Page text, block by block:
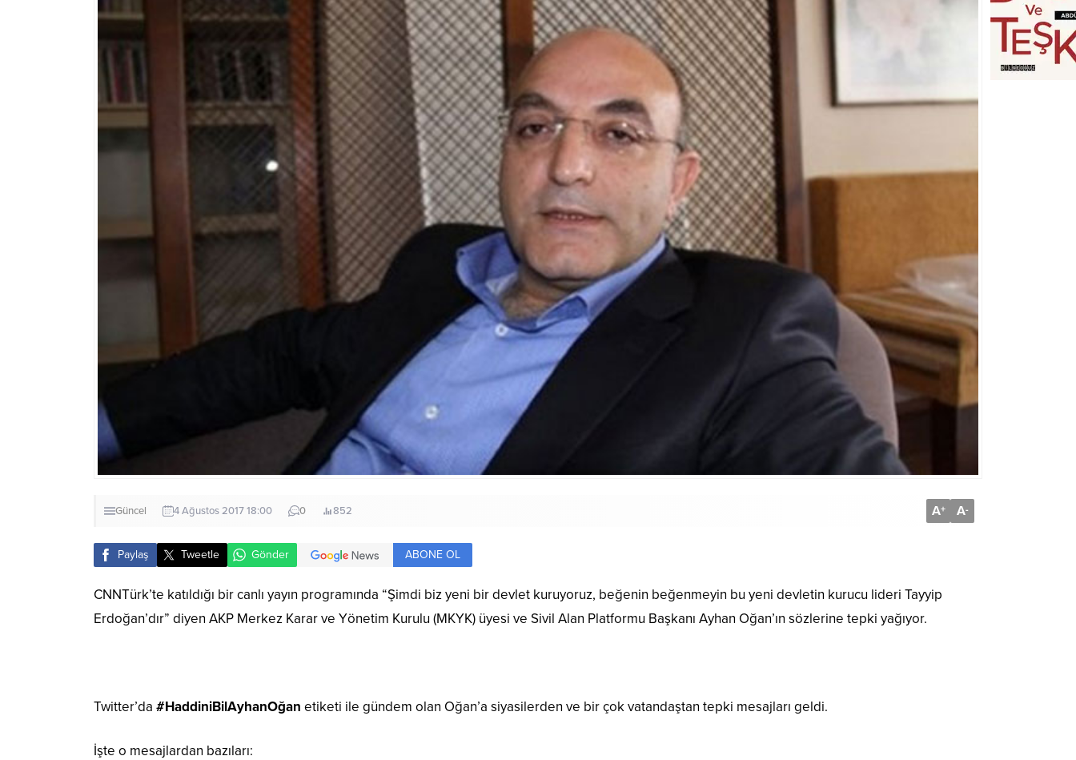
Güncel 4 Ağustos 2017 18:00 0 852 A+ A-
Paylaş Tweetle Gönder ABONE OL
CNNTürk’te katıldığı bir canlı yayın programında “Şimdi biz yeni bir devlet kuruyoruz, beğenin beğenmeyin bu yeni devletin kurucu lideri Tayyip
Erdoğan’dır” diyen AKP Merkez Karar ve Yönetim Kurulu (MKYK) üyesi ve Sivil Alan Platformu Başkanı Ayhan Oğan’ın sözlerine tepki yağıyor.
Twitter’da #HaddiniBilAyhanOğan etiketi ile gündem olan Oğan’a siyasilerden ve bir çok vatandaştan tepki mesajları geldi.
İşte o mesajlardan bazıları: